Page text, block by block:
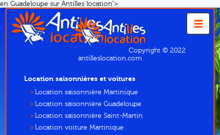
en Guadeloupe sur Antilles location">
Copyright © 2022
antilleslocation.com
Location saisonnières et voitures
Location saisonnière Martinique
Location saisonnière Guadeloupe
Location saisonnière Saint-Martin
Location voiture Martinique